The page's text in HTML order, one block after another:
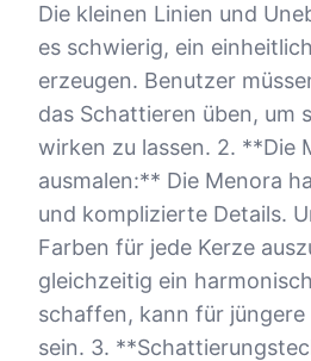
Die kleinen Linien und
es schwierig, ein
erzeugen. Benutzer
das Schattieren üben, um
wirken zu lassen. 2. **Die
ausmalen:** Die Menora
und komplizierte Details.
Farben für jede Kerze
gleichzeitig ein
schaffen, kann für
sein. 3.